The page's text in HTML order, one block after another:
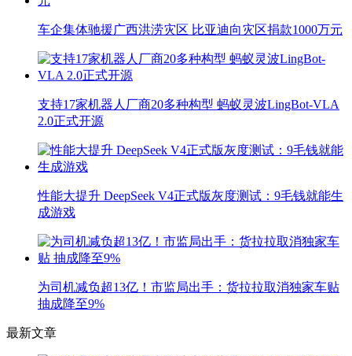
车企集体驰援广西洪涝灾区 比亚迪向灾区捐款1000万元
支持17家机器人厂商20多种构型 蚂蚁灵波LingBot-VLA
2.0正式开源
性能大提升 DeepSeek V4正式版灰度测试：9毛钱就能生
成游戏
为司机减负超13亿！市监局出手：货拉拉取消独家车贴
抽成降至9%
最新文章